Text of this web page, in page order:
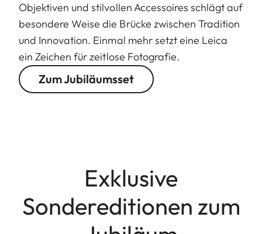
Objektiven und stilvollen Accessoires schlägt auf
besondere Weise die Brücke zwischen Tradition
und Innovation. Einmal mehr setzt eine Leica
ein Zeichen für zeitlose Fotografie.
Zum Jubiläumsset
Exklusive
Sondereditionen zum